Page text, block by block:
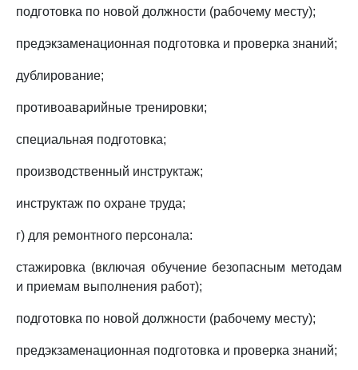
подготовка по новой должности (рабочему месту);
предэкзаменационная подготовка и проверка знаний;
дублирование;
противоаварийные тренировки;
специальная подготовка;
производственный инструктаж;
инструктаж по охране труда;
г) для ремонтного персонала:
стажировка (включая обучение безопасным методам
и приемам выполнения работ);
подготовка по новой должности (рабочему месту);
предэкзаменационная подготовка и проверка знаний;